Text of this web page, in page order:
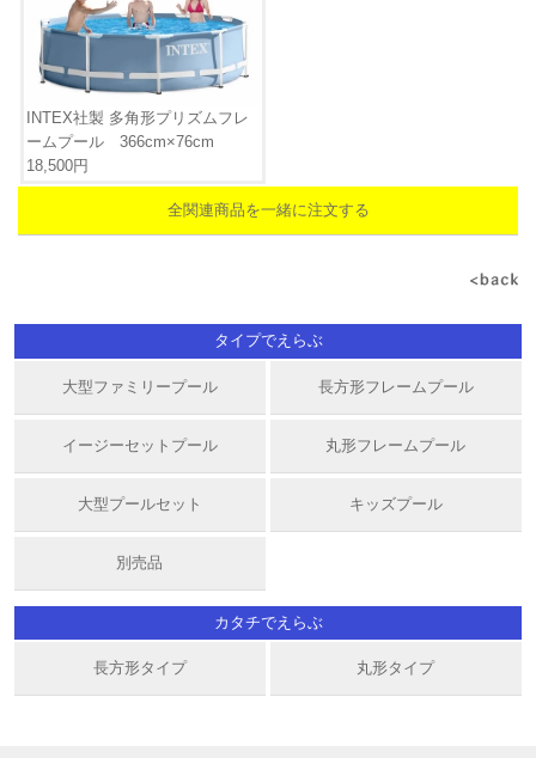
INTEX社製 多角形プリズムフレ
ームプール 366cm×76cm
18,500円
全関連商品を一緒に注文する
タイプでえらぶ
大型ファミリープール 長方形フレームプール
イージーセットプール 丸形フレームプール
大型プールセット キッズプール
別売品
カタチでえらぶ
長方形タイプ 丸形タイプ